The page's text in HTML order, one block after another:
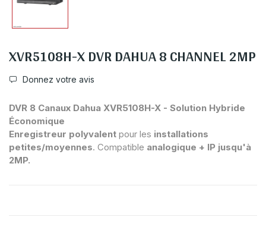
XVR5108H-X DVR DAHUA 8 CHANNEL 2MP
Donnez votre avis
DVR 8 Canaux Dahua XVR5108H-X - Solution Hybride
Économique
Enregistreur polyvalent pour les installations
petites/moyennes. Compatible analogique + IP jusqu'à
2MP.